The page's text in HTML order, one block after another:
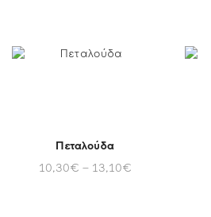
Πεταλούδα
10,30€ – 13,10€